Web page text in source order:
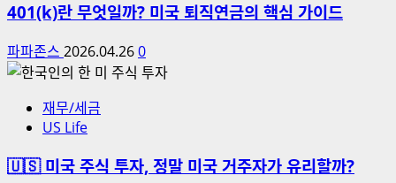
401(k)란 무엇일까? 미국 퇴직연금의 핵심 가이드
파파존스 2026.04.260
재무/세금
US Life
🇺🇸 미국 주식 투자, 정말 미국 거주자가 유리할까?